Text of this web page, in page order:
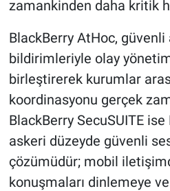
zamankinden daha kritik
BlackBerry AtHoc,
bildirimleriyle olay
birleştirerek kurumlar
koordinasyonu gerçek
BlackBerry SecuSUITE ise
askeri düzeyde güvenli
çözümüdür; mobil
konuşmaları dinlemeye